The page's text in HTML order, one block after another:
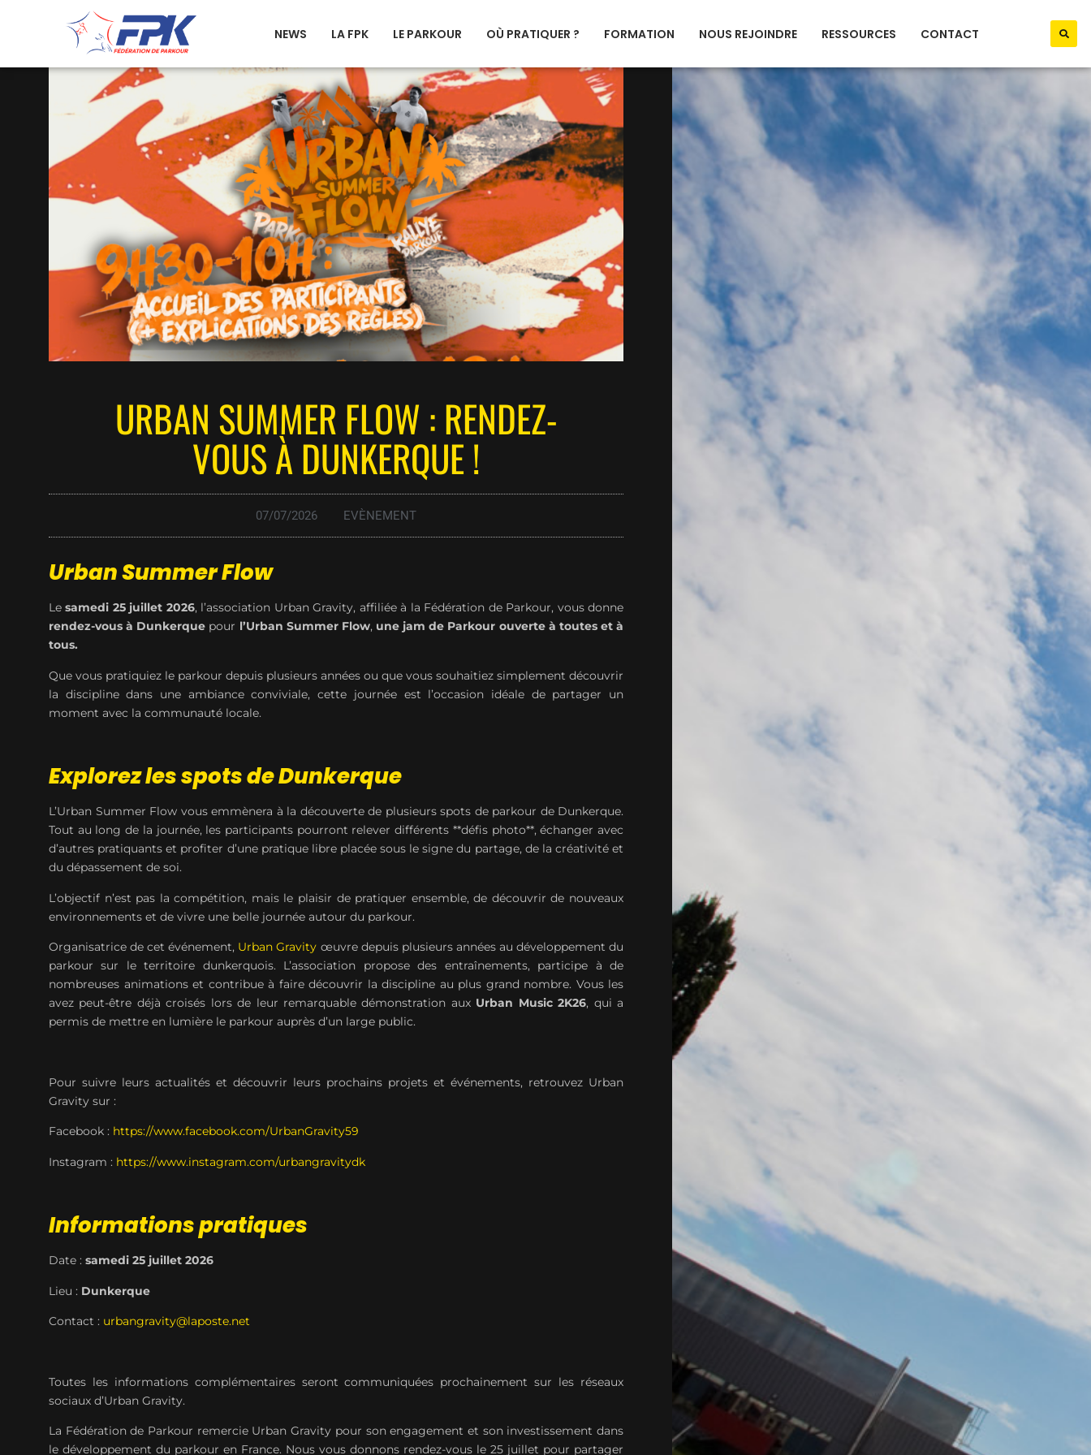
NEWS LA FPK LE PARKOUR OÙ PRATIQUER ? FORMATION NOUS REJOINDRE RESSOURCES CONTACT
URBAN SUMMER FLOW : RENDEZ-
VOUS À DUNKERQUE !
07/07/2026 EVÈNEMENT
Urban Summer Flow
Lesamedi 25 juillet 2026, l’association Urban Gravity, affiliée à la Fédération de Parkour, vous donne
rendez-vous à Dunkerque pour l’Urban Summer Flow, une jam de Parkour ouverte à toutes et à
tous.
Que vous pratiquiez le parkour depuis plusieurs années ou que vous souhaitiez simplement découvrir
la discipline dans une ambiance conviviale, cette journée est l’occasion idéale de partager un
moment avec la communauté locale.
Explorez les spots de Dunkerque
L’Urban Summer Flow vous emmènera à la découverte de plusieurs spots de parkour de Dunkerque.
Tout au long de la journée, les participants pourront relever différents **défis photo**, échanger avec
d’autres pratiquants et profiter d’une pratique libre placée sous le signe du partage, de la créativité et
du dépassement de soi.
L’objectif n’est pas la compétition, mais le plaisir de pratiquer ensemble, de découvrir de nouveaux
environnements et de vivre une belle journée autour du parkour.
Organisatrice de cet événement, Urban Gravity œuvre depuis plusieurs années au développement du
parkour sur le territoire dunkerquois. L’association propose des entraînements, participe à de
nombreuses animations et contribue à faire découvrir la discipline au plus grand nombre. Vous les
avez peut-être déjà croisés lors de leur remarquable démonstration aux Urban Music 2K26, qui a
permis de mettre en lumière le parkour auprès d’un large public.
Pour suivre leurs actualités et découvrir leurs prochains projets et événements, retrouvez Urban
Gravity sur :
Facebook : https://www.facebook.com/UrbanGravity59
Instagram : https://www.instagram.com/urbangravitydk
Informations pratiques
Date : samedi 25 juillet 2026
Lieu : Dunkerque
Contact : urbangravity@laposte.net
Toutes les informations complémentaires seront communiquées prochainement sur les réseaux
sociaux d’Urban Gravity.
La Fédération de Parkour remercie Urban Gravity pour son engagement et son investissement dans
le développement du parkour en France. Nous vous donnons rendez-vous le 25 juillet pour partager